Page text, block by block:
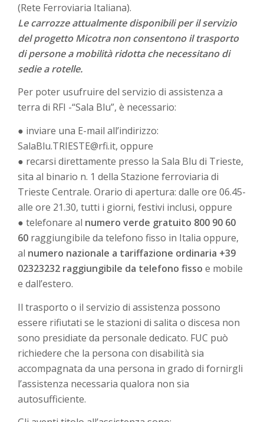
(Rete Ferroviaria Italiana).
Le carrozze attualmente disponibili per il servizio
del progetto Micotra non consentono il trasporto
di persone a mobilità ridotta che necessitano di
sedie a rotelle.
Per poter usufruire del servizio di assistenza a
terra di RFI -“Sala Blu”, è necessario:
● inviare una E-mail all’indirizzo:
SalaBlu.TRIESTE@rfi.it, oppure
● recarsi direttamente presso la Sala Blu di Trieste,
sita al binario n. 1 della Stazione ferroviaria di
Trieste Centrale. Orario di apertura: dalle ore 06.45-
alle ore 21.30, tutti i giorni, festivi inclusi, oppure
● telefonare al numero verde gratuito 800 90 60
60 raggiungibile da telefono fisso in Italia oppure,
al numero nazionale a tariffazione ordinaria +39
02323232 raggiungibile da telefono fisso e mobile
e dall’estero.
Il trasporto o il servizio di assistenza possono
essere rifiutati se le stazioni di salita o discesa non
sono presidiate da personale dedicato. FUC può
richiedere che la persona con disabilità sia
accompagnata da una persona in grado di fornirgli
l’assistenza necessaria qualora non sia
autosufficiente.